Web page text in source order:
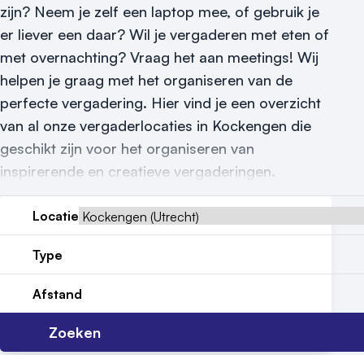
Nieuws
Contact
zijn? Neem je zelf een laptop mee, of gebruik je
er liever een daar? Wil je vergaderen met eten of
met overnachting? Vraag het aan meetings! Wij
helpen je graag met het organiseren van de
perfecte vergadering. Hier vind je een overzicht
van al onze vergaderlocaties in Kockengen die
geschikt zijn voor het organiseren van
inspirerende en creatieve vergaderingen.
Locatie
Type
Afstand
Zoeken